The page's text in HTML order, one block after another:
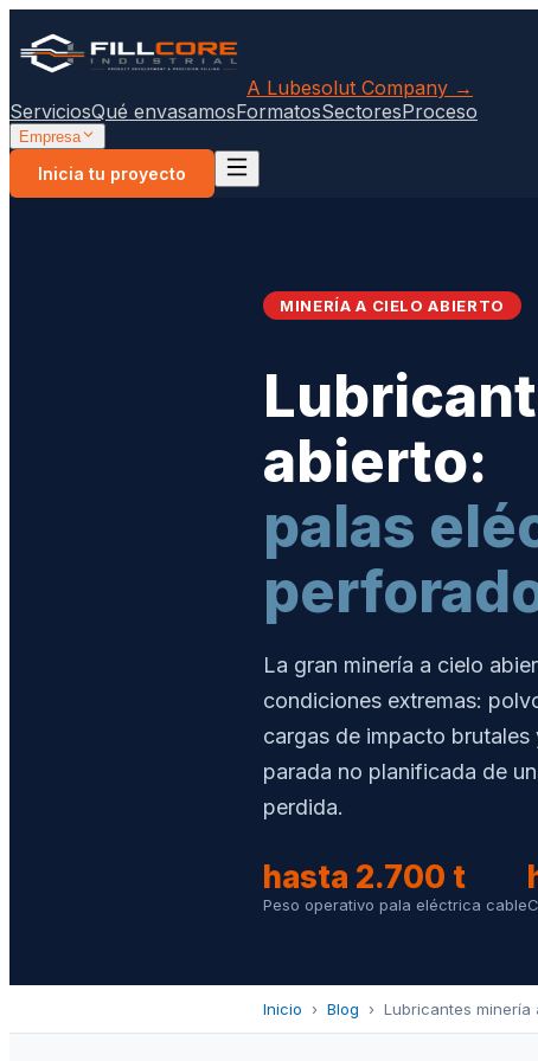
A Lubesolut Company →
ServiciosQué envasamosFormatosSectoresProceso
Empresa
Inicia tu proyecto
MINERÍA A CIELO ABIERTO
abierto:
palas
La gran minería a cielo
condiciones extremas:
cargas de impacto
parada no planificada de
perdida.
hasta 2.700 t
Peso operativo pala eléctrica cable
Inicio › Blog › Lubricantes minería